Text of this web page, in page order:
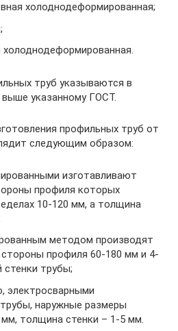
холоднодеформированная;
холоднодеформированная.
труб указываются в
выше указанному ГОСТ.
профильных труб от
следующим образом:
изготавливают
профиля которых
10-120 мм, а толщина
методом производят
профиля 60-180 мм и 4-
трубы;
электросварными
наружные размеры
толщина стенки – 1-5 мм.